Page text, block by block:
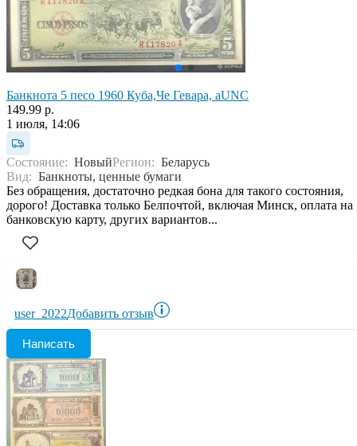
Банкнота 5 песо 1960 Куба,Че Гевара, aUNC
149.99 р.
1 июля, 14:06
Состояние: НовыйРегион: Беларусь
Вид: Банкноты, ценные бумаги
Без обращения, достаточно редкая бона для такого состояния,
дорого! Доставка только Белпочтой, включая Минск, оплата на
банковскую карту, других вариантов...
user_2022Добавить отзыв
Написать